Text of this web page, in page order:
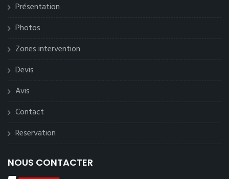
Présentation
Photos
Zones intervention
Devis
Avis
Contact
Reservation
NOUS CONTACTER